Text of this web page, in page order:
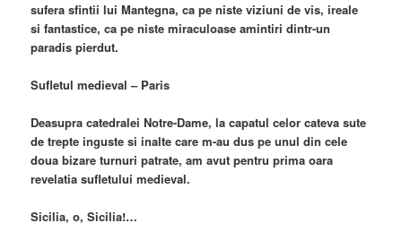
sufera sfintii lui Mantegna, ca pe niste viziuni de vis, ireale
si fantastice, ca pe niste miraculoase amintiri dintr-un
paradis pierdut.
Sufletul medieval – Paris
Deasupra catedralei Notre-Dame, la capatul celor cateva sute
de trepte inguste si inalte care m-au dus pe unul din cele
doua bizare turnuri patrate, am avut pentru prima oara
revelatia sufletului medieval.
Sicilia, o, Sicilia!…